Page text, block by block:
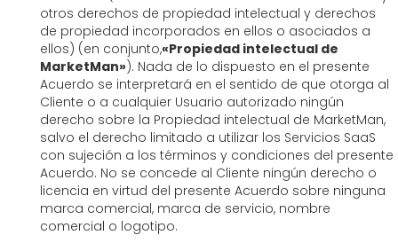
otros derechos de propiedad intelectual y derechos
de propiedad incorporados en ellos o asociados a
ellos) (en conjunto,«Propiedad intelectual de
MarketMan»). Nada de lo dispuesto en el presente
Acuerdo se interpretará en el sentido de que otorga al
Cliente o a cualquier Usuario autorizado ningún
derecho sobre la Propiedad intelectual de MarketMan,
salvo el derecho limitado a utilizar los Servicios SaaS
con sujeción a los términos y condiciones del presente
Acuerdo. No se concede al Cliente ningún derecho o
licencia en virtud del presente Acuerdo sobre ninguna
marca comercial, marca de servicio, nombre
comercial o logotipo.